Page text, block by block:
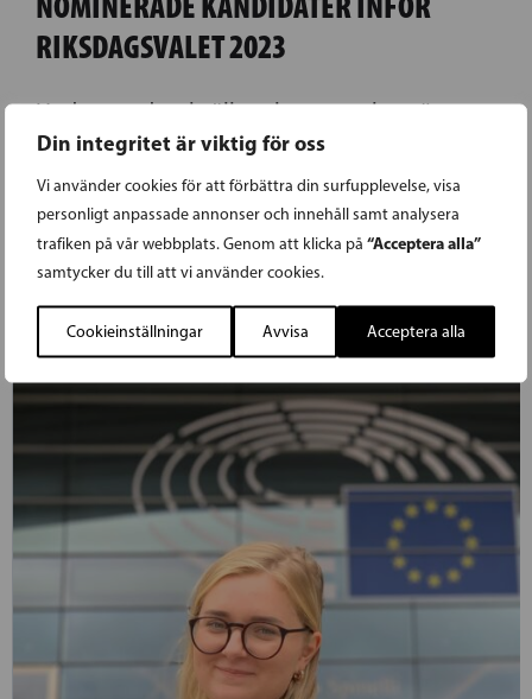
Din integritet är viktig för oss
Vi använder cookies för att förbättra din surfupplevelse, visa
personligt anpassade annonser och innehåll samt analysera
trafiken på vår webbplats. Genom att klicka på “Acceptera alla”
samtycker du till att vi använder cookies.
Cookieinställningar Avvisa Acceptera alla
RIKSDAGSVALET 2023
Under torsdagskvällens kretsstyrelsemöte
nominerade styrelsen för SFP i Helsingfors 4
kandidater inför riksdagsvalet 2023. Kretsens
vice ordförande Elina Sagne-Ollikainen ser
med tillförsikt på det kommande valet.
LÄS FÖREGÅENDE ARTIKEL